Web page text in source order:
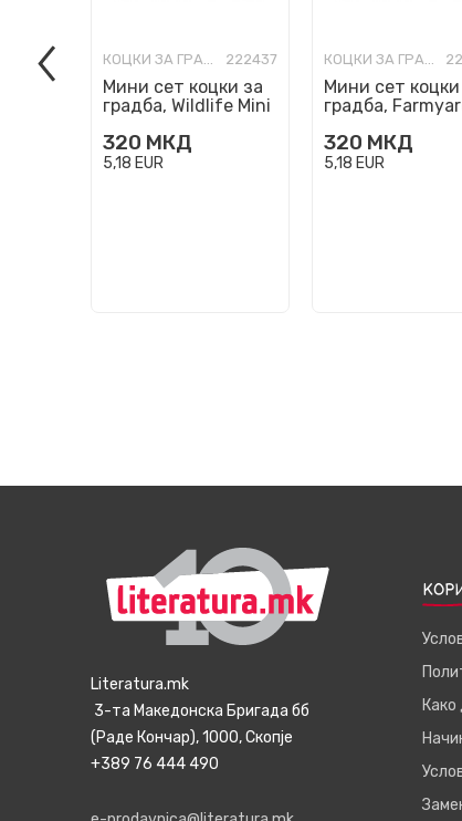
КОЦКИ ЗА ГРАДБА 222437
Мини сет коцки за
градба, Wildlife Mini
320 МКД
5,18 EUR
КОЦКИ ЗА ГРАДБА
Мини сет коцки
градба,
модели
320 МКД
5,18 EUR
Literatura.mk
3-та Македонска Бригада бб
(Раде Кончар), 1000, Скопје
+389 76 444 490
Како